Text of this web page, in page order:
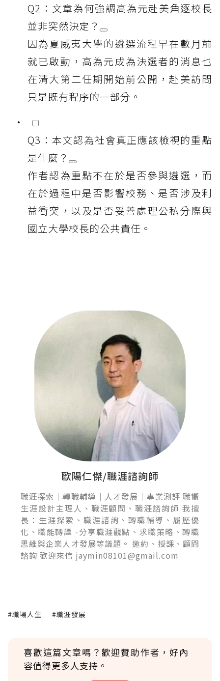
Q2：文章為何強調高為元赴美角逐校長
並非突然決定？
因為夏威夷大學的遴選流程早在數月前
就已啟動，高為元成為決選者的消息也
在清大第二任期開始前公開，赴美訪問
只是既有程序的一部分。
Q3：本文認為社會真正應該檢視的重點
是什麼？
作者認為重點不在於是否參與遴選，而
在於過程中是否影響校務、是否涉及利
益衝突，以及是否妥善處理公私分際與
國立大學校長的公共責任。
歐陽仁傑/職涯諮詢師
職涯探索｜轉職輔導｜人才發展｜專業測評 職嚮
生涯設計主理人、職涯顧問、職涯諮詢師 我擅
長：生涯探索、職涯諮詢、轉職輔導、履歷優
化、職能轉譯 -分享職涯觀點、求職策略、轉職
思維與企業人才發展等議題。 邀約、授課、顧問
諮詢 歡迎來信 jaymin08101@gmail.com
#職場人生 #職涯發展
喜歡這篇文章嗎？歡迎贊助作者，好內
容值得更多人支持。